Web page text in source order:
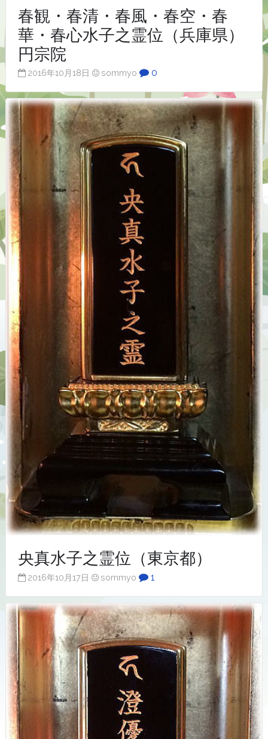
春観・春清・春風・春空・春
華・春心水子之霊位（兵庫県）
円宗院
2016年10月18日 sommyo 0
央真水子之霊位（東京都）
2016年10月17日 sommyo 1